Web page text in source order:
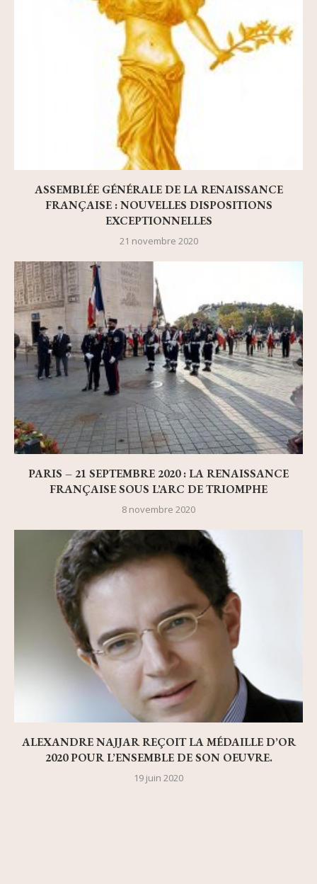
ASSEMBLÉE GÉNÉRALE DE LA RENAISSANCE
FRANÇAISE : NOUVELLES DISPOSITIONS
EXCEPTIONNELLES
21 novembre 2020
PARIS – 21 SEPTEMBRE 2020 : LA RENAISSANCE
FRANÇAISE SOUS L’ARC DE TRIOMPHE
8 novembre 2020
ALEXANDRE NAJJAR REÇOIT LA MÉDAILLE D’OR
2020 POUR L’ENSEMBLE DE SON OEUVRE.
19 juin 2020